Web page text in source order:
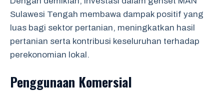
Sulawesi Tengah membawa dampak positif yang
luas bagi sektor pertanian, meningkatkan hasil
pertanian serta kontribusi keseluruhan terhadap
perekonomian lokal.
Penggunaan Komersial